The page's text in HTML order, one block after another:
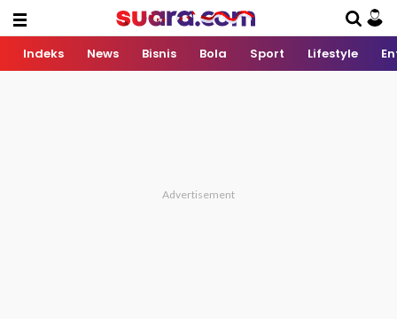
Indeks News Bisnis Bola Sport Lifestyle